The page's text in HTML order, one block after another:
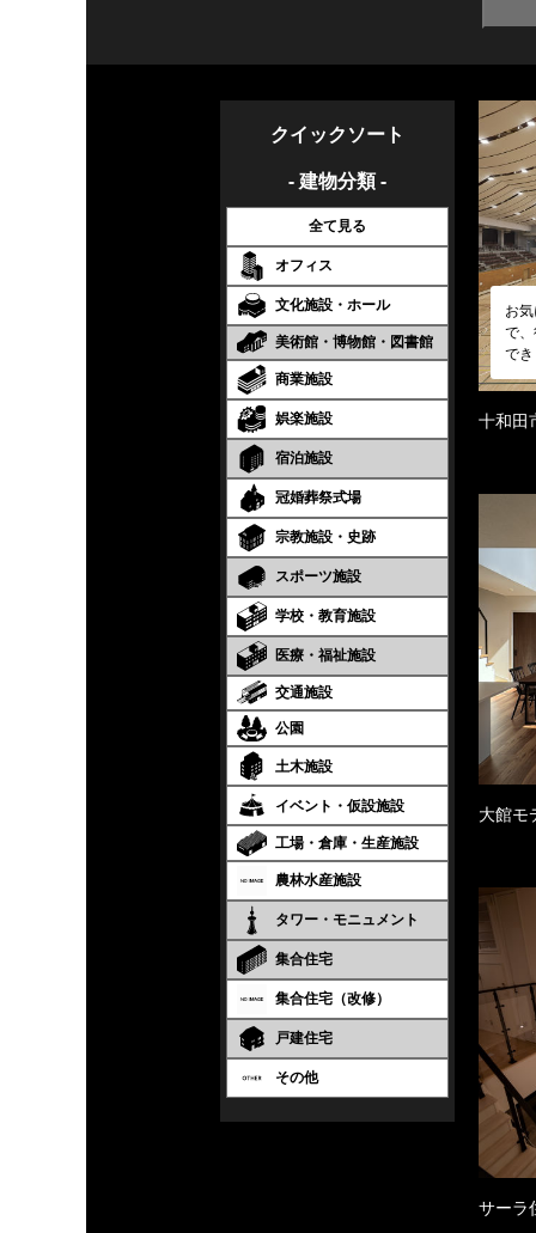
クイックソート
- 建物分類 -
全て見る
オフィス
文化施設・ホール
美術館・博物館・図書館
商業施設
娯楽施設
宿泊施設
冠婚葬祭式場
宗教施設・史跡
スポーツ施設
学校・教育施設
医療・福祉施設
交通施設
公園
土木施設
イベント・仮設施設
工場・倉庫・生産施設
農林水産施設
タワー・モニュメント
集合住宅
集合住宅（改修）
戸建住宅
その他
お
で
で
十和田
大館モ
サーラ